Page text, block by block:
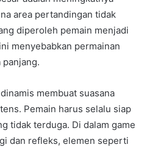
area pertandingan tidak
diperoleh pemain menjadi
menyebabkan permainan
membuat suasana
Pemain harus selalu siap
tidak terduga. Di dalam game
dan refleks, elemen seperti